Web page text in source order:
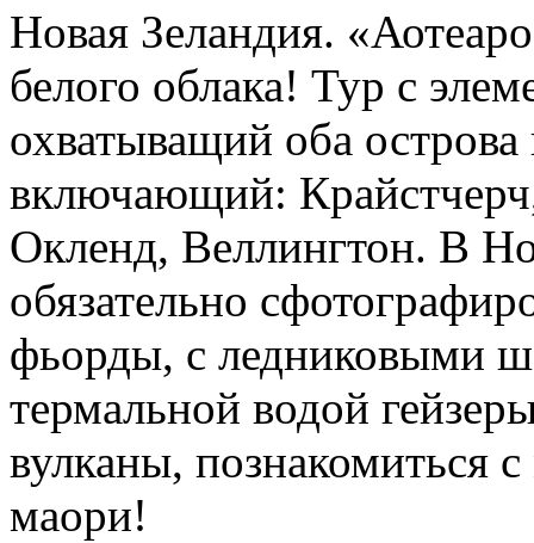
Новая Зеландия.
белого облака! Тур с
охватыващий оба
включающий:
Окленд, Веллингтон. В
обязательно
фьорды, с ледниковыми
термальной водой
вулканы, познакомиться
маори!